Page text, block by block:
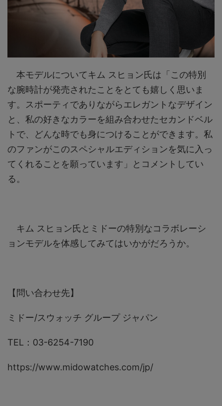
本モデルについてキム スヒョン氏は「この特別
な腕時計が発売されたことをとても嬉しく思いま
す。スポーティでありながらエレガントなデザイン
と、私の好きなカラーを組み合わせたセカンドベル
トで、どんな時でも身につけることができます。私
のファンがこのスペシャルエディションを気に入っ
てくれることを願っています」とコメントしてい
る。
キム スヒョン氏とミドーの特別なコラボレーシ
ョンモデルを体感してみてはいかがだろうか。
【問い合わせ先】
ミドー/スウォッチ グループ ジャパン
TEL：03-6254-7190
https://www.midowatches.com/jp/